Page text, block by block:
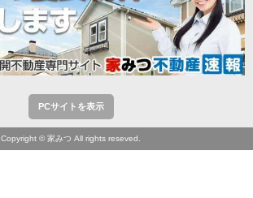
PCサイトを表示
Copyright © 家みつ All rights reseved.